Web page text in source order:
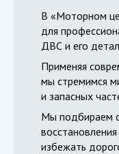
В «Моторном
для
ДВС и его
Применяя
мы стремимся
и запасных
Мы подбираем
избежать